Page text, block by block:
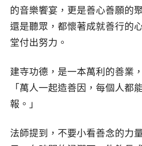
的音樂饗宴，更是善心善願的
還是聽眾，都懷著成就善行的
堂付出努力。
建寺功德，是一本萬利的善業
「萬人一起造善因，每個人都
報。」
法師提到，不要小看善念的力